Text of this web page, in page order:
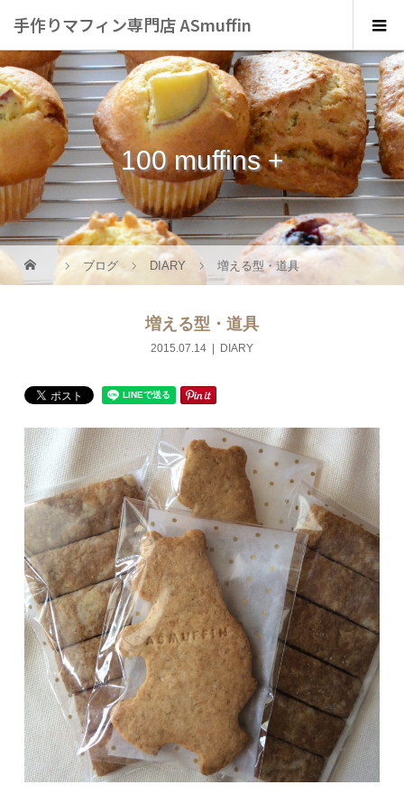
手作りマフィン専門店 ASmuffin
100 muffins +
ブログ DIARY 増える型・道具
増える型・道具
2015.07.14 DIARY